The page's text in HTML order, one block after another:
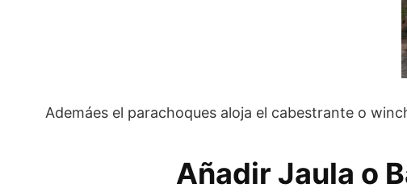
Ademáes el parachoques aloja el cabestrante o
Añadir Jaula o